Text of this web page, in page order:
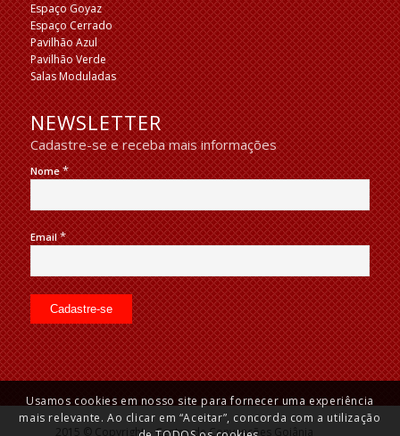
Espaço Goyaz
Espaço Cerrado
Pavilhão Azul
Pavilhão Verde
Salas Moduladas
NEWSLETTER
Cadastre-se e receba mais informações
Nome*
Email*
2015 © Copyright – Centro de Convenções Goiânia
Usamos cookies em nosso site para fornecer uma experiência
mais relevante. Ao clicar em “Aceitar”, concorda com a utilização